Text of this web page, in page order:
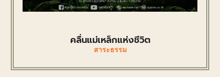
คลื่นแม่เหล็กแห่งชีวิต
สาระธรรม